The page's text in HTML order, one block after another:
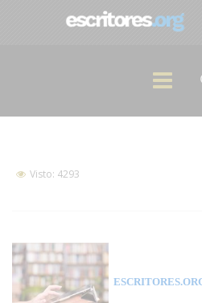
Visto: 4293